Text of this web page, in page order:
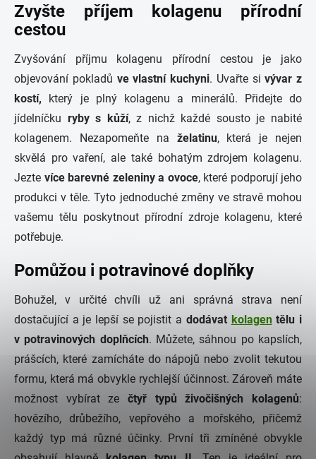
Zvyšte příjem kolagenu přírodní
cestou
Zvyšování příjmu kolagenu přírodní cestou je jako
objevování pokladů ve vlastní kuchyni. Uvařte si vývar z
kostí,
který je plný kolagenu a minerálů. Přidejte do
jídelníčku ryby s kůží, z nichž každé sousto je nabité
kolagenem. Nezapomeňte na
želatinu, která je nejen
skvělá pro vaření, ale také bohatým zdrojem kolagenu.
Jezte více barevné zeleniny a ovoce, které podporují jeho
produkci v těle. Tyto jednoduché změny ve stravě mohou
vašemu tělu poskytnout přírodní zdroje kolagenu, které
potřebuje.
Pomůžou i potravinové doplňky
Bohužel, v určité chvíli už ani správná strava není
dostačující a je lepší se pojistit a dodávat kolagen tělu i
v potravinových doplňcích. Můžete, sáhnou po kapslích,
prášcích, které zamícháte do nápojů nebo zvolit tekutou
formu, která má obvykle rychlejší účinnost. Zároveň máte
možnost vybírat ze
čtyř typů živočišných kolagenů:
hovězího, drůbežího, vepřového a mořského, přičemž
každý typ má různé účinky. První tři zmíněné obvykle